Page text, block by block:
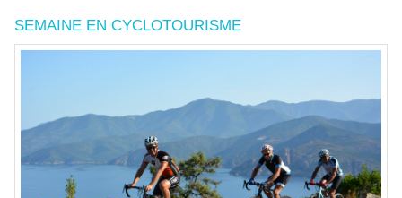
SEMAINE EN CYCLOTOURISME